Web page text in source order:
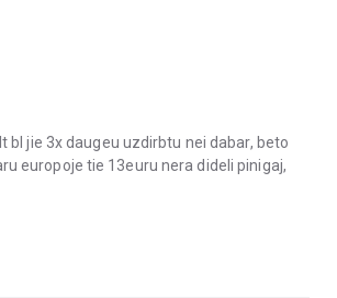
jie 3x daugeu uzdirbtu nei dabar, beto
europoje tie 13euru nera dideli pinigaj,